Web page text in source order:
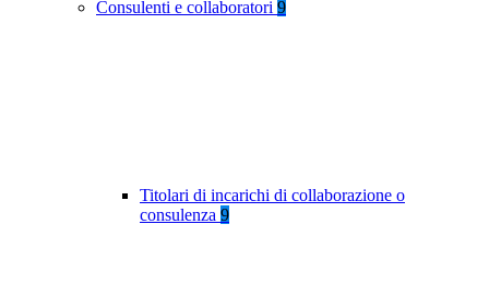
Consulenti e collaboratori 9
Titolari di incarichi di collaborazione o
consulenza 9